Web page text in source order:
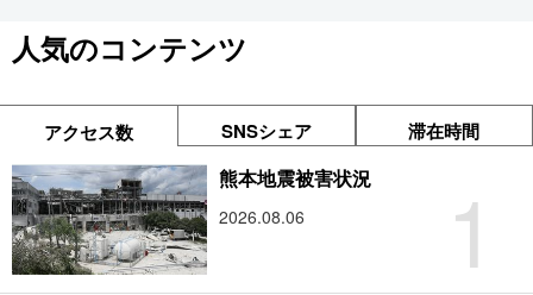
人気のコンテンツ
アクセス数 SNSシェア 滞在時間
1
熊本地震被害状況
2026.08.06